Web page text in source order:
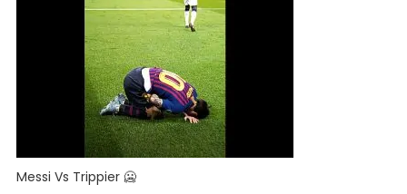
Messi Vs Trippier 🥶